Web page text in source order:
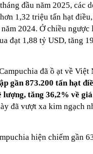
đầu năm 2025, các
1,32 triệu tấn hạt
2024. Ở chiều
đạt 1,88 tỷ USD, tăng
đã ồ ạt về Việt
gần 873.200 tấn hạt
tăng 36,2% về
đã vượt xa kim ngạch
hiện chiếm gần